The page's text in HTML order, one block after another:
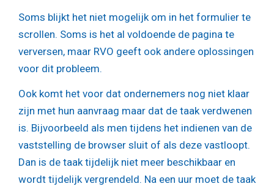
Soms blijkt het niet mogelijk om in het formulier te
scrollen. Soms is het al voldoende de pagina te
verversen, maar RVO geeft ook andere oplossingen
voor dit probleem.
Ook komt het voor dat ondernemers nog niet klaar
zijn met hun aanvraag maar dat de taak verdwenen
is. Bijvoorbeeld als men tijdens het indienen van de
vaststelling de browser sluit of als deze vastloopt.
Dan is de taak tijdelijk niet meer beschikbaar en
wordt tijdelijk vergrendeld. Na een uur moet de taak